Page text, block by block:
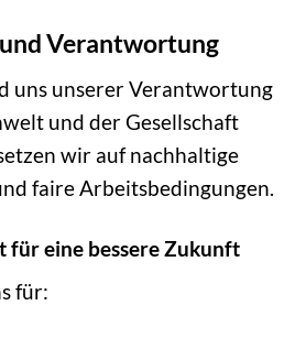
Verantwortung
uns unserer Verantwortung
und der Gesellschaft
wir auf nachhaltige
faire Arbeitsbedingungen.
für eine bessere Zukunft
für: